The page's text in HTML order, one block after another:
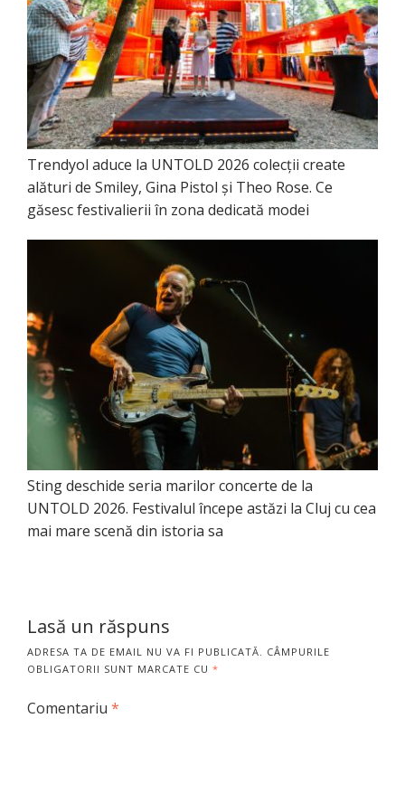
Trendyol aduce la UNTOLD 2026 colecții create
alături de Smiley, Gina Pistol și Theo Rose. Ce
găsesc festivalierii în zona dedicată modei
Sting deschide seria marilor concerte de la
UNTOLD 2026. Festivalul începe astăzi la Cluj cu cea
mai mare scenă din istoria sa
Lasă un răspuns
ADRESA TA DE EMAIL NU VA FI PUBLICATĂ. CÂMPURILE
OBLIGATORII SUNT MARCATE CU *
Comentariu *